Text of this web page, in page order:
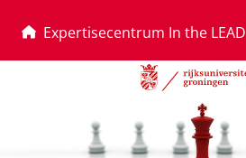
Expertisecentrum In the LEAD